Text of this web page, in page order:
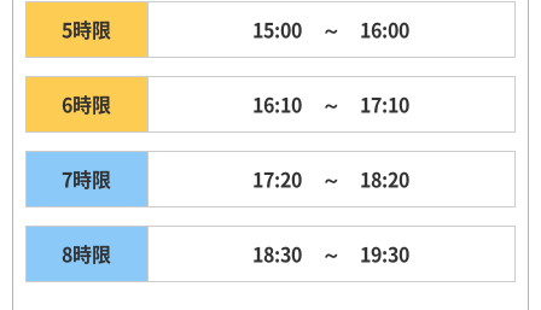
5時限 15:00 ～ 16:00
6時限 16:10 ～ 17:10
7時限 17:20 ～ 18:20
8時限 18:30 ～ 19:30